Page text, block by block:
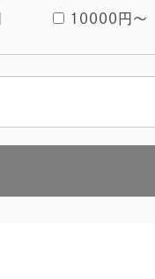
10000円〜